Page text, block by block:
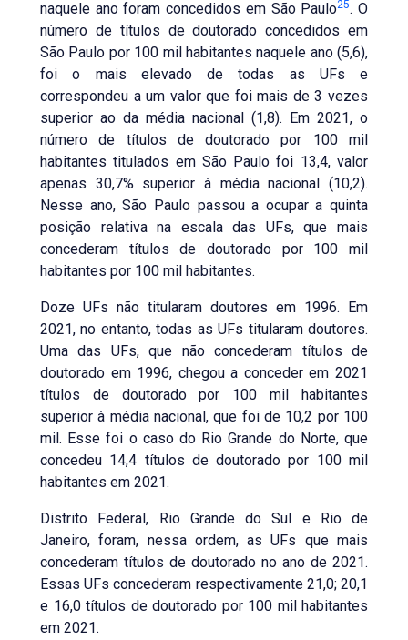
naquele ano foram concedidos em São Paulo25. O
número de títulos de doutorado concedidos em
São Paulo por 100 mil habitantes naquele ano (5,6),
foi o mais elevado de todas as UFs e
correspondeu a um valor que foi mais de 3 vezes
superior ao da média nacional (1,8). Em 2021, o
número de títulos de doutorado por 100 mil
habitantes titulados em São Paulo foi 13,4, valor
apenas 30,7% superior à média nacional (10,2).
Nesse ano, São Paulo passou a ocupar a quinta
posição relativa na escala das UFs, que mais
concederam títulos de doutorado por 100 mil
habitantes por 100 mil habitantes.
Doze UFs não titularam doutores em 1996. Em
2021, no entanto, todas as UFs titularam doutores.
Uma das UFs, que não concederam títulos de
doutorado em 1996, chegou a conceder em 2021
títulos de doutorado por 100 mil habitantes
superior à média nacional, que foi de 10,2 por 100
mil. Esse foi o caso do Rio Grande do Norte, que
concedeu 14,4 títulos de doutorado por 100 mil
habitantes em 2021.
Distrito Federal, Rio Grande do Sul e Rio de
Janeiro, foram, nessa ordem, as UFs que mais
concederam títulos de doutorado no ano de 2021.
Essas UFs concederam respectivamente 21,0; 20,1
e 16,0 títulos de doutorado por 100 mil habitantes
em 2021.